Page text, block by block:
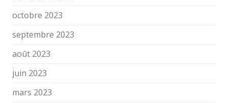
octobre 2023
septembre 2023
août 2023
juin 2023
mars 2023